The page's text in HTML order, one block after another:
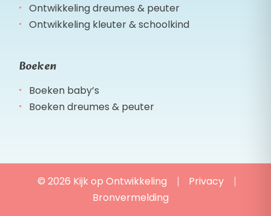
Ontwikkeling dreumes & peuter
Ontwikkeling kleuter & schoolkind
Boeken
Boeken baby’s
Boeken dreumes & peuter
© 2026 Kijk op Ontwikkeling
Privacy
Bronvermelding